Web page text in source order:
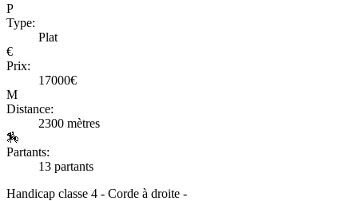
P
Type:
Plat
€
Prix:
17000€
M
Distance:
2300 mètres
🏇
Partants:
13 partants
Handicap classe 4 - Corde à droite -